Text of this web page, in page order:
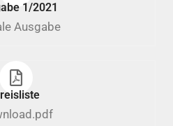
1/2021
Ausgabe